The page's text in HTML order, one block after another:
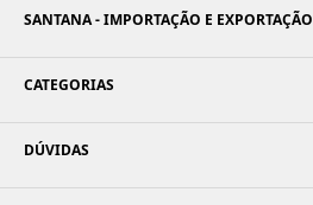
SANTANA - IMPORTAÇÃO E EXPORTAÇÃO
CATEGORIAS
DÚVIDAS